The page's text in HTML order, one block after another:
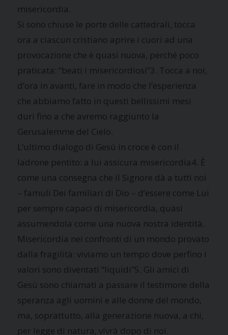
misericordia.
Si sono chiuse le porte delle cattedrali, tocca
ora a ciascun cristiano aprire i cuori ad una
provocazione che è quasi nuova, perché poco
praticata: “beati i misericordiosi”3. Tocca a noi,
d’ora in avanti, fare in modo che l’esperienza
che abbiamo fatto in questi bellissimi mesi
duri fino a che avremo raggiunto la
Gerusalemme del Cielo.
L’ultimo dialogo di Gesù in croce è con il
ladrone pentito: a lui assicura misericordia4. È
come una consegna che il Signore dà a tutti noi
– famuli Dei familiari di Dio – d’essere come Lui
per sempre capaci di misericordia, quasi
assumendola come una nuova nostra identità.
Misericordia nei confronti di un mondo provato
dalla fragilità: viviamo un tempo dove perfino i
valori sono diventati “liquidi”5. Gli amici di
Gesù sono chiamati a passare il testimone della
speranza agli uomini e alle donne del mondo,
ma, soprattutto, alla generazione nuova, a chi,
per legge di natura, vivrà dopo di noi.